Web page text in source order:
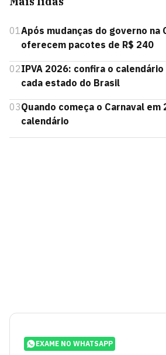
01Após mudanças do governo na
oferecem pacotes de R$ 240
02IPVA 2026: confira o
cada estado do Brasil
03Quando começa o Carnaval em
calendário
EXAME NO WHATSAPP